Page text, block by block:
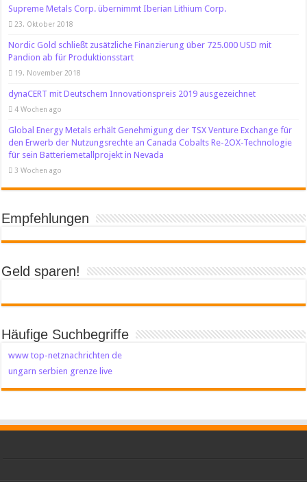
Supreme Metals Corp. übernimmt Iberian Lithium Corp.
23. Oktober 2018
Nordic Gold schließt zusätzliche Finanzierung über 725.000 USD mit
Pandion ab für Produktionsstart
19. November 2018
dynaCERT mit Deutschem Innovationspreis 2019 ausgezeichnet
4 Wochen ago
Global Energy Metals erhält Genehmigung der TSX Venture Exchange für
den Erwerb der Nutzungsrechte an Canada Cobalts Re-2OX-Technologie
für sein Batteriemetallprojekt in Nevada
3 Wochen ago
Empfehlungen
Geld sparen!
Häufige Suchbegriffe
www top-netznachrichten de
ungarn serbien grenze live